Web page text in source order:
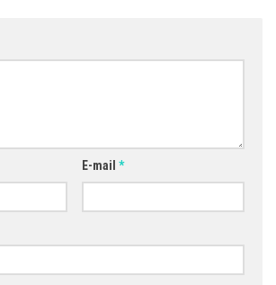
E-mail *